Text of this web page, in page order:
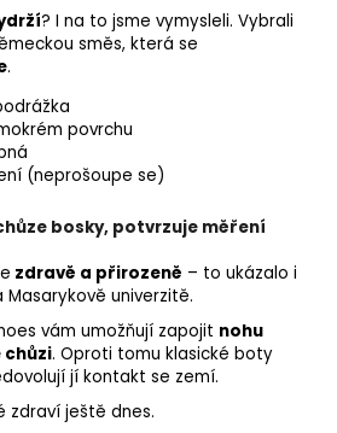
? I na to jsme vymysleli. Vybrali
směs, která se
.
povrchu
(neprošoupe se)
bosky, potvrzuje měření
zdravě a přirozeně – to ukázalo i
univerzitě.
vám umožňují zapojit nohu
chůzi. Oproti tomu klasické boty
jí kontakt se zemí.
zdraví ještě dnes.